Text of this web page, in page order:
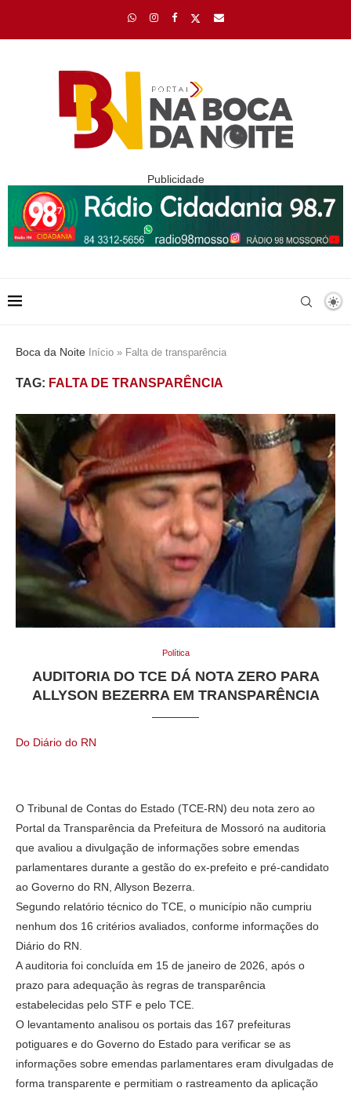
Publicidade
Boca da Noite Início » Falta de transparência
TAG: FALTA DE TRANSPARÊNCIA
Política
AUDITORIA DO TCE DÁ NOTA ZERO PARA
ALLYSON BEZERRA EM TRANSPARÊNCIA
Do Diário do RN
O Tribunal de Contas do Estado (TCE-RN) deu nota zero ao
Portal da Transparência da Prefeitura de Mossoró na auditoria
que avaliou a divulgação de informações sobre emendas
parlamentares durante a gestão do ex-prefeito e pré-candidato
ao Governo do RN, Allyson Bezerra.
Segundo relatório técnico do TCE, o município não cumpriu
nenhum dos 16 critérios avaliados, conforme informações do
Diário do RN.
A auditoria foi concluída em 15 de janeiro de 2026, após o
prazo para adequação às regras de transparência
estabelecidas pelo STF e pelo TCE.
O levantamento analisou os portais das 167 prefeituras
potiguares e do Governo do Estado para verificar se as
informações sobre emendas parlamentares eram divulgadas de
forma transparente e permitiam o rastreamento da aplicação